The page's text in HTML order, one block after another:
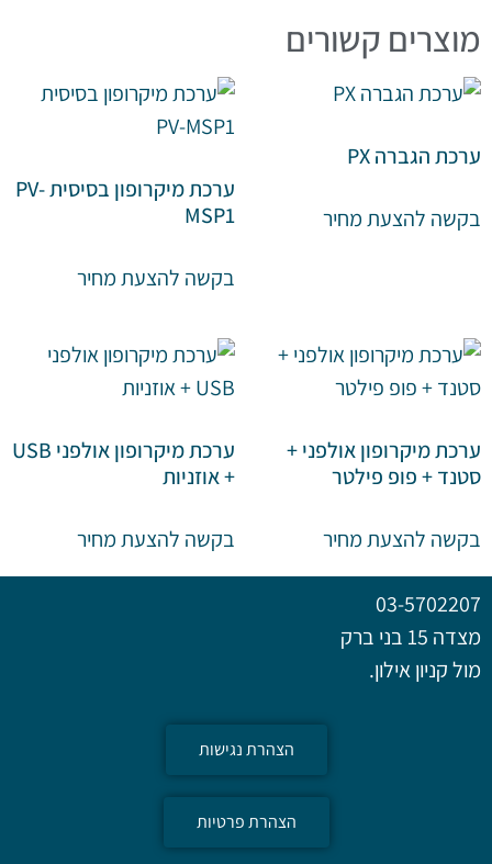
מוצרים קשורים
ערכת הגברה PX
בקשה להצעת מחיר
ערכת מיקרופון בסיסית PV-
MSP1
בקשה להצעת מחיר
ערכת מיקרופון אולפני +
סטנד + פופ פילטר
בקשה להצעת מחיר
ערכת מיקרופון אולפני USB
+ אוזניות
בקשה להצעת מחיר
03-5702207
מצדה 15 בני ברק
מול קניון אילון.
הצהרת נגישות
הצהרת פרטיות